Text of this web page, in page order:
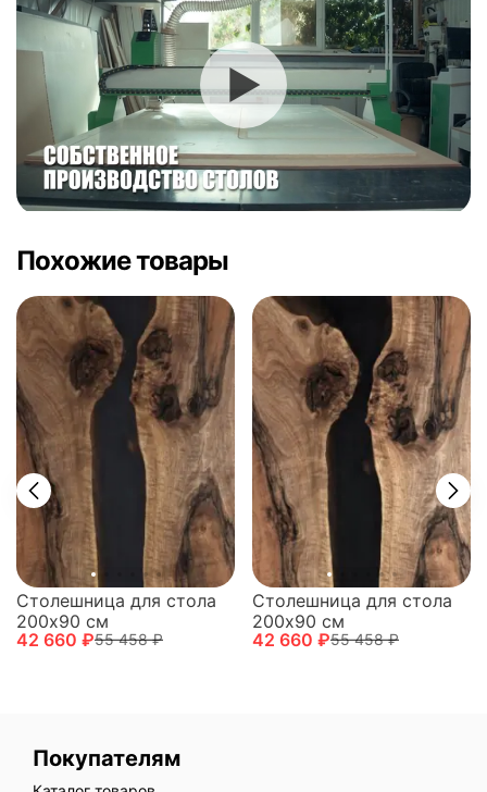
Похожие товары
Столешница для стола
200х90 см
42 660 ₽55 458 ₽
Столешница для стола
200х90 см
42 660 ₽55 458 ₽
Покупателям